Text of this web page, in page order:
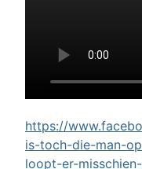
https://
is-toch-die-man-
loopt-er-